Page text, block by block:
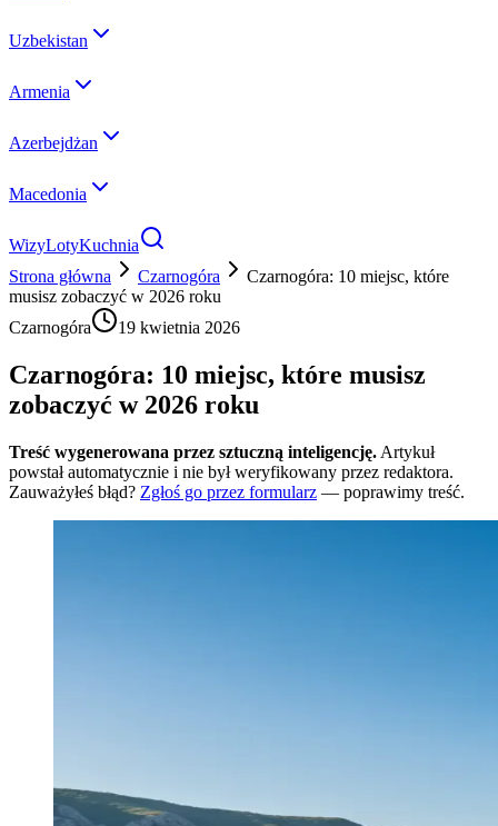
Uzbekistan
Armenia
Azerbejdżan
Macedonia
WizyLotyKuchnia
Strona główna
Czarnogóra
Czarnogóra: 10 miejsc, które
musisz zobaczyć w 2026 roku
Czarnogóra
19 kwietnia 2026
Czarnogóra: 10 miejsc, które musisz
zobaczyć w 2026 roku
Treść wygenerowana przez sztuczną inteligencję. Artykuł
powstał automatycznie i nie był weryfikowany przez redaktora.
Zauważyłeś błąd? Zgłoś go przez formularz — poprawimy treść.